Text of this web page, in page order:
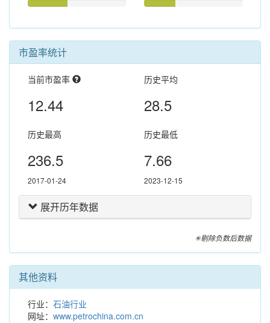
市盈率统计
当前市盈率
12.44
历史平均
28.5
历史最高
236.5
2017-01-24
历史最低
7.66
2023-12-15
展开历年数据
✳剔除负数后数据
其他资料
行业： 石油行业
网址： www.petrochina.com.cn